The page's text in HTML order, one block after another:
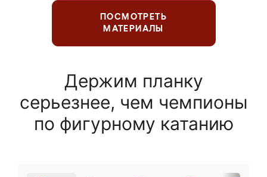
ПОСМОТРЕТЬ
МАТЕРИАЛЫ
Держим планку
серьезнее, чем чемпионы
по фигурному катанию